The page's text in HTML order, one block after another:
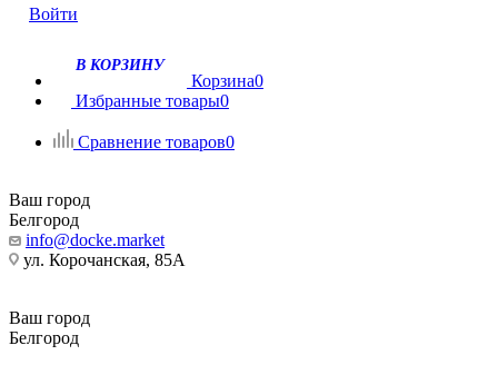
Войти
В КОРЗИНУ
Корзина0
Избранные товары0
Сравнение товаров0
Ваш город
Белгород
info@docke.market
ул. Корочанская, 85А
Ваш город
Белгород